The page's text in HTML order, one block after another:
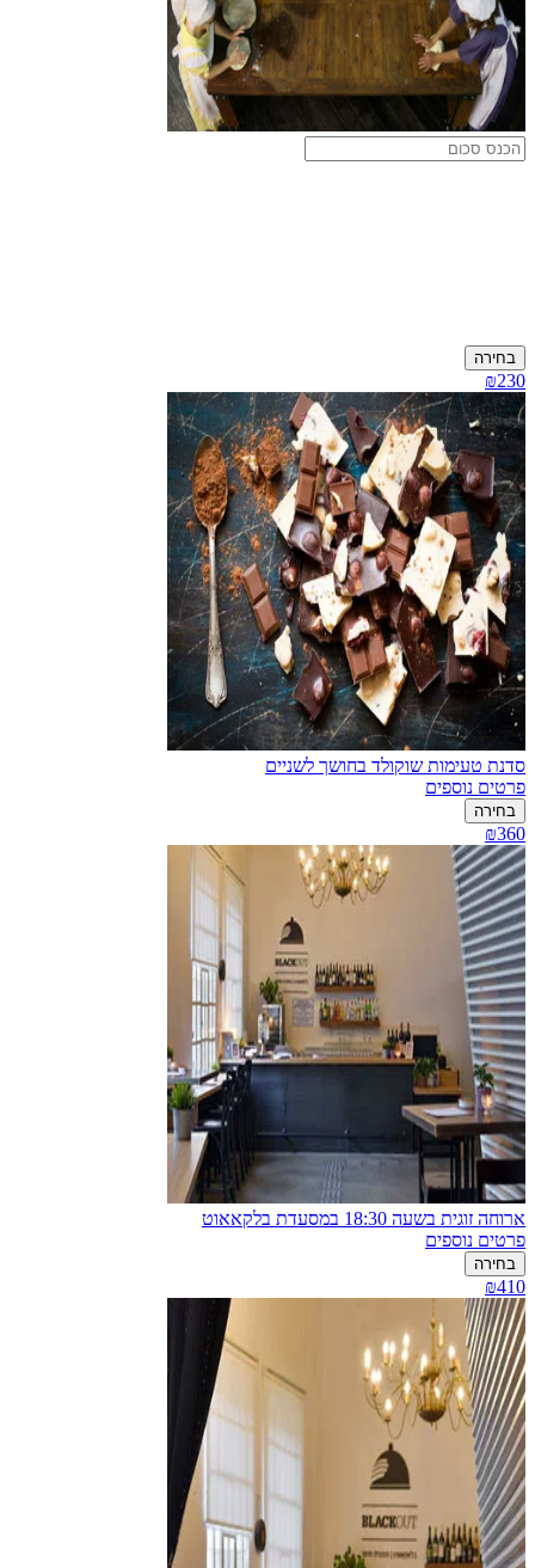
בחירה
₪230
סדנת טעימות שוקולד בחושך לשניים
פרטים נוספים
בחירה
₪360
ארוחה זוגית בשעה 18:30 במסעדת בלקאאוט
פרטים נוספים
בחירה
₪410